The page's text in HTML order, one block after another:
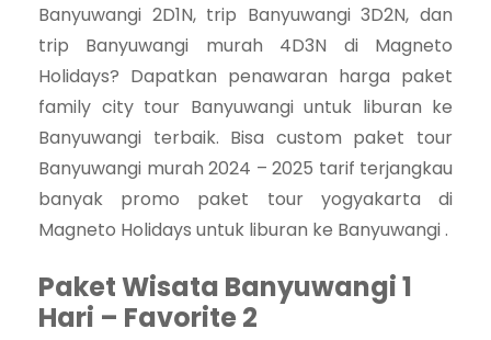
Banyuwangi 2D1N, trip Banyuwangi 3D2N, dan
trip Banyuwangi murah 4D3N di Magneto
Holidays? Dapatkan penawaran harga paket
family city tour Banyuwangi untuk liburan ke
Banyuwangi terbaik. Bisa custom paket tour
Banyuwangi murah 2024 – 2025 tarif terjangkau
banyak promo paket tour yogyakarta di
Magneto Holidays untuk liburan ke Banyuwangi .
Paket Wisata Banyuwangi 1
Hari – Favorite 2